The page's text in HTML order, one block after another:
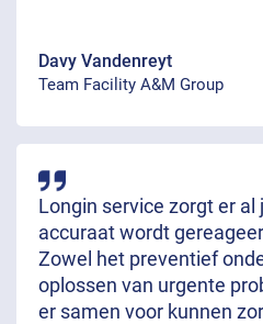
Davy Vandenreyt
Team Facility A&M Group
Longin service zorgt er al
accuraat wordt
Zowel het preventief
oplossen van urgente
er samen voor kunnen